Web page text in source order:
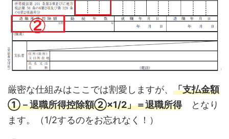
厳密な仕組みはここでは割愛しますが、 「支払金額
①－退職所得控除額②×1/2」＝退職所得となり
ます。（1/2するのをお忘れなく！）